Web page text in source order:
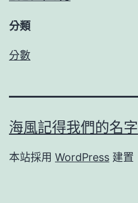
分類
分數
海風記得我們的名字
本站採用 WordPress 建置